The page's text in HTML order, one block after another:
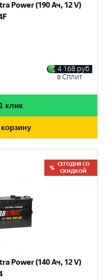
Power (190 Ач, 12 V)
4 168 руб.
в Сплит
клик
СЕГОДНЯ СО
СКИДКОЙ
Power (140 Ач, 12 V)